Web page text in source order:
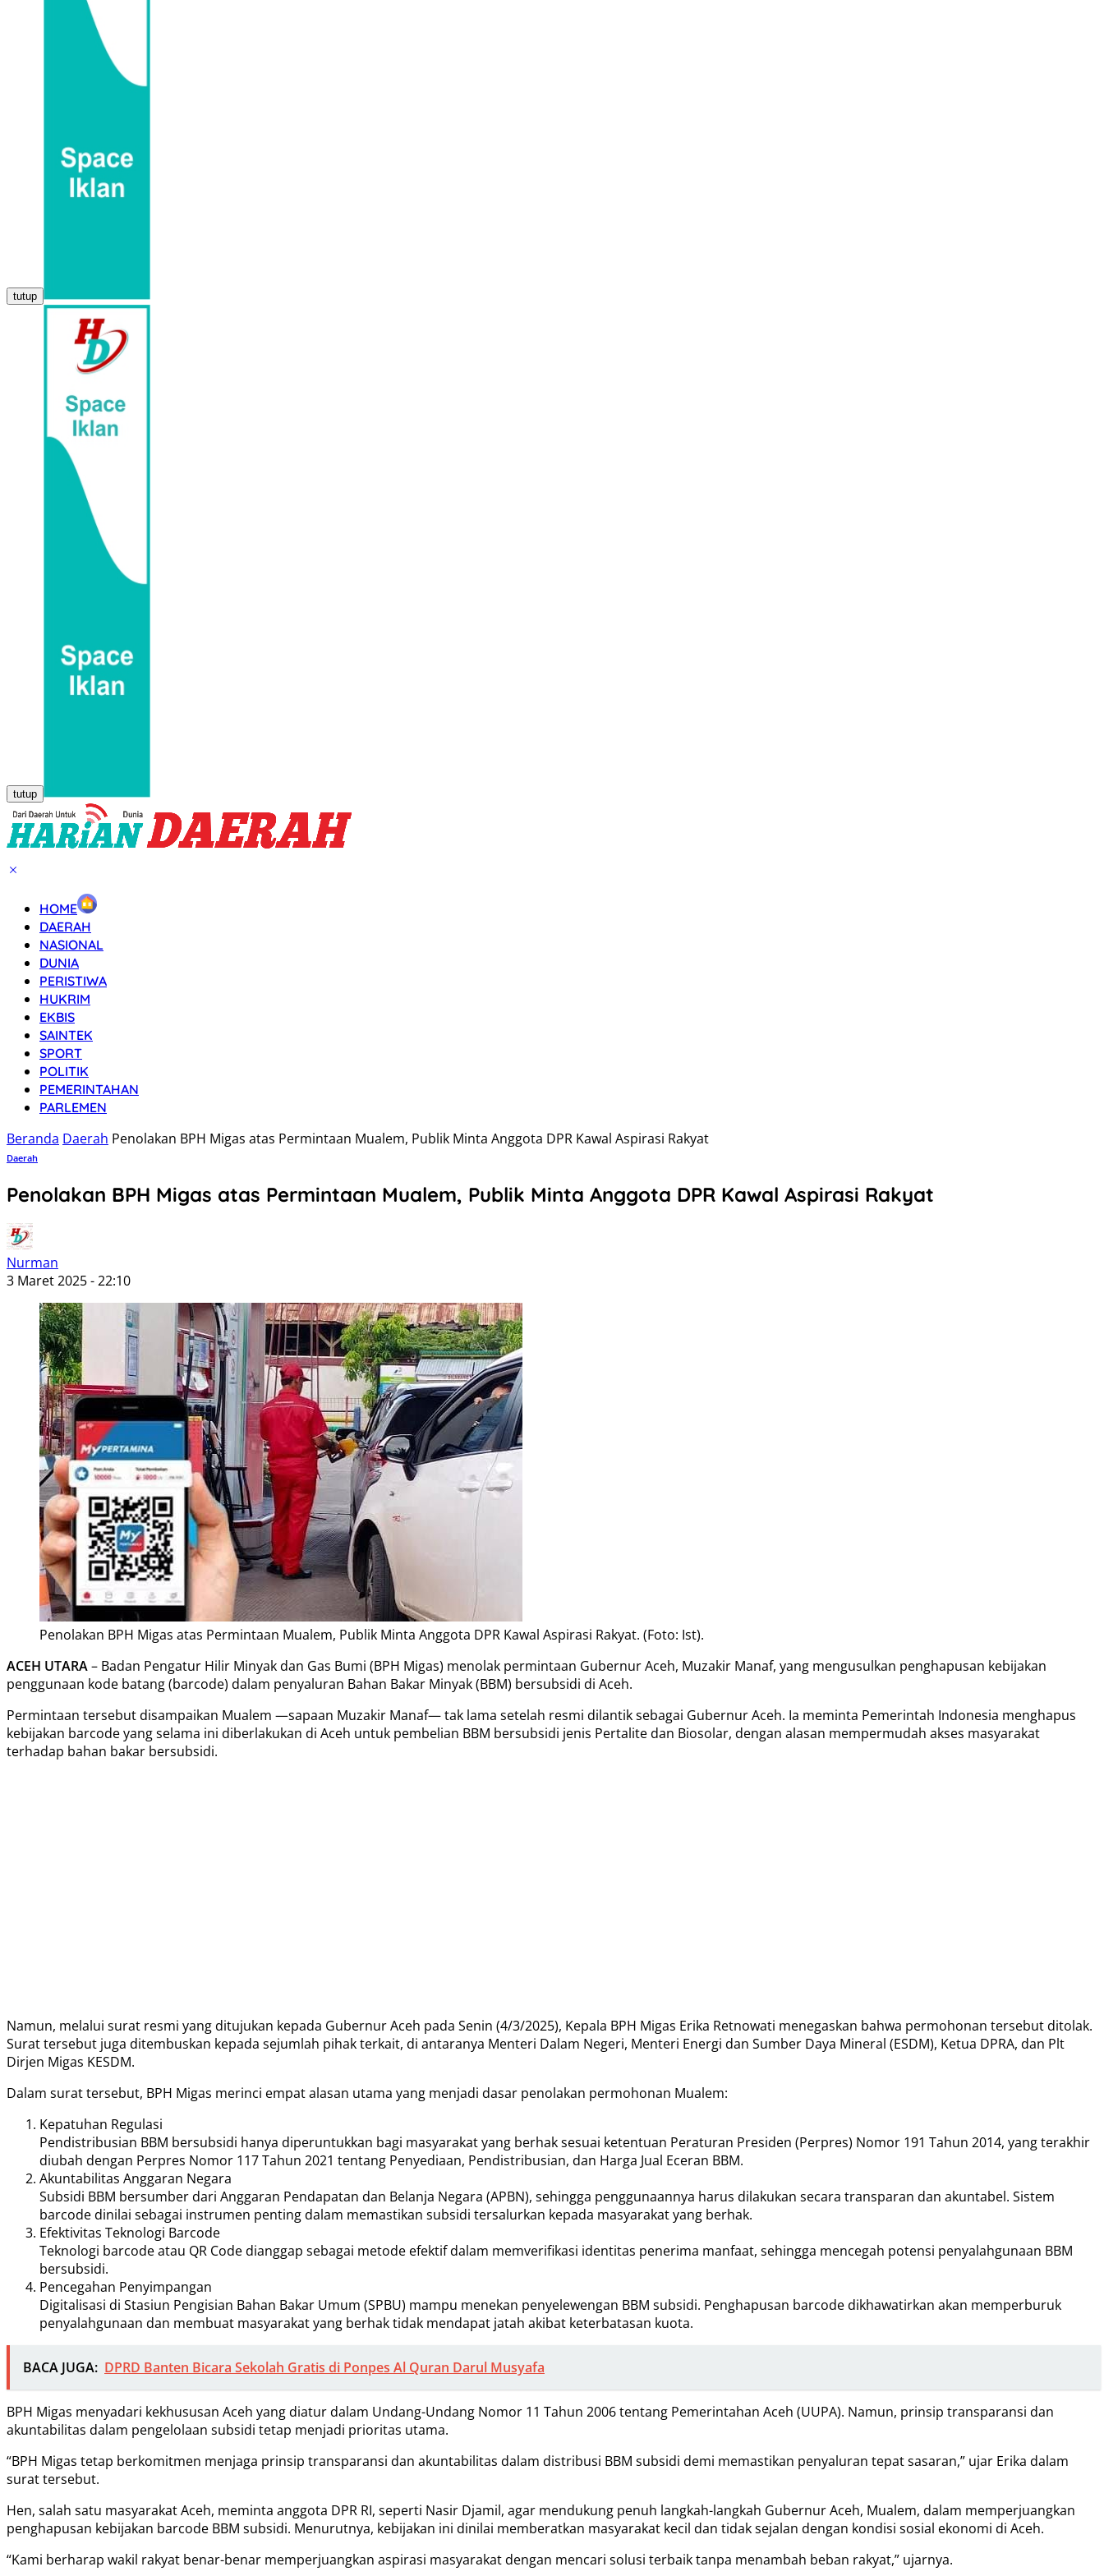
tutup
tutup
HOME
DAERAH
NASIONAL
DUNIA
PERISTIWA
HUKRIM
EKBIS
SAINTEK
SPORT
POLITIK
PEMERINTAHAN
PARLEMEN
Beranda Daerah Penolakan BPH Migas atas Permintaan Mualem, Publik Minta Anggota DPR Kawal Aspirasi Rakyat
Daerah
Penolakan BPH Migas atas Permintaan Mualem, Publik Minta Anggota DPR Kawal Aspirasi Rakyat
Nurman
3 Maret 2025 - 22:10
Penolakan BPH Migas atas Permintaan Mualem, Publik Minta Anggota DPR Kawal Aspirasi Rakyat. (Foto: Ist).
ACEH UTARA– Badan Pengatur Hilir Minyak dan Gas Bumi (BPH Migas) menolak permintaan Gubernur Aceh, Muzakir Manaf, yang mengusulkan penghapusan kebijakan
penggunaan kode batang (barcode) dalam penyaluran Bahan Bakar Minyak (BBM) bersubsidi di Aceh.
Permintaan tersebut disampaikan Mualem —sapaan Muzakir Manaf— tak lama setelah resmi dilantik sebagai Gubernur Aceh. Ia meminta Pemerintah Indonesia menghapus
kebijakan barcode yang selama ini diberlakukan di Aceh untuk pembelian BBM bersubsidi jenis Pertalite dan Biosolar, dengan alasan mempermudah akses masyarakat
terhadap bahan bakar bersubsidi.
Namun, melalui surat resmi yang ditujukan kepada Gubernur Aceh pada Senin (4/3/2025), Kepala BPH Migas Erika Retnowati menegaskan bahwa permohonan tersebut ditolak.
Surat tersebut juga ditembuskan kepada sejumlah pihak terkait, di antaranya Menteri Dalam Negeri, Menteri Energi dan Sumber Daya Mineral (ESDM), Ketua DPRA, dan Plt
Dirjen Migas KESDM.
Dalam surat tersebut, BPH Migas merinci empat alasan utama yang menjadi dasar penolakan permohonan Mualem:
Kepatuhan Regulasi
Pendistribusian BBM bersubsidi hanya diperuntukkan bagi masyarakat yang berhak sesuai ketentuan Peraturan Presiden (Perpres) Nomor 191 Tahun 2014, yang terakhir
diubah dengan Perpres Nomor 117 Tahun 2021 tentang Penyediaan, Pendistribusian, dan Harga Jual Eceran BBM.
Akuntabilitas Anggaran Negara
Subsidi BBM bersumber dari Anggaran Pendapatan dan Belanja Negara (APBN), sehingga penggunaannya harus dilakukan secara transparan dan akuntabel. Sistem
barcode dinilai sebagai instrumen penting dalam memastikan subsidi tersalurkan kepada masyarakat yang berhak.
Efektivitas Teknologi Barcode
Teknologi barcode atau QR Code dianggap sebagai metode efektif dalam memverifikasi identitas penerima manfaat, sehingga mencegah potensi penyalahgunaan BBM
bersubsidi.
Pencegahan Penyimpangan
Digitalisasi di Stasiun Pengisian Bahan Bakar Umum (SPBU) mampu menekan penyelewengan BBM subsidi. Penghapusan barcode dikhawatirkan akan memperburuk
penyalahgunaan dan membuat masyarakat yang berhak tidak mendapat jatah akibat keterbatasan kuota.
BACA JUGA: DPRD Banten Bicara Sekolah Gratis di Ponpes Al Quran Darul Musyafa
BPH Migas menyadari kekhususan Aceh yang diatur dalam Undang-Undang Nomor 11 Tahun 2006 tentang Pemerintahan Aceh (UUPA). Namun, prinsip transparansi dan
akuntabilitas dalam pengelolaan subsidi tetap menjadi prioritas utama.
“BPH Migas tetap berkomitmen menjaga prinsip transparansi dan akuntabilitas dalam distribusi BBM subsidi demi memastikan penyaluran tepat sasaran,” ujar Erika dalam
surat tersebut.
Hen, salah satu masyarakat Aceh, meminta anggota DPR RI, seperti Nasir Djamil, agar mendukung penuh langkah-langkah Gubernur Aceh, Mualem, dalam memperjuangkan
penghapusan kebijakan barcode BBM subsidi. Menurutnya, kebijakan ini dinilai memberatkan masyarakat kecil dan tidak sejalan dengan kondisi sosial ekonomi di Aceh.
“Kami berharap wakil rakyat benar-benar memperjuangkan aspirasi masyarakat dengan mencari solusi terbaik tanpa menambah beban rakyat,” ujarnya.